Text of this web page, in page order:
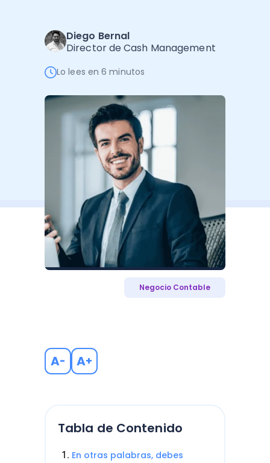
Administración Empresarial
Software Factura y Administración
Autores
Diego Bernal
Director de Cash Management
Lo lees en 6 minutos
Negocio Contable
A- A+
Tabla de Contenido
En otras palabras, debes